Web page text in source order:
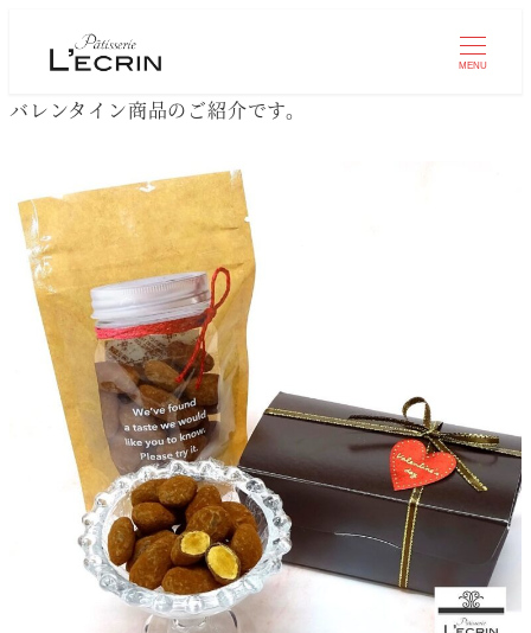
MENU
バレンタイン商品のご紹介です。